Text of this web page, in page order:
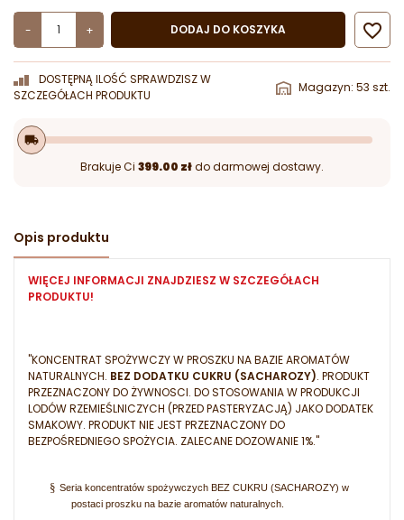
- + DODAJ DO KOSZYKA 
DOSTĘPNĄ ILOŚĆ SPRAWDZISZ W
SZCZEGÓŁACH PRODUKTU
Magazyn: 53 szt.
local_shipping
Brakuje Ci 399.00 złdo darmowej dostawy.
Opis produktu
WIĘCEJ INFORMACJI ZNAJDZIESZ W SZCZEGÓŁACH
PRODUKTU!
"KONCENTRAT SPOŻYWCZY W PROSZKU NA BAZIE AROMATÓW
NATURALNYCH. BEZ DODATKU CUKRU (SACHAROZY). PRODUKT
PRZEZNACZONY DO ŻYWNOSCI. DO STOSOWANIA W PRODUKCJI
LODÓW RZEMIEŚLNICZYCH (PRZED PASTERYZACJĄ) JAKO DODATEK
SMAKOWY. PRODUKT NIE JEST PRZEZNACZONY DO
BEZPOŚREDNIEGO SPOŻYCIA. ZALECANE DOZOWANIE 1%."
§ Seria koncentratów spożywczych BEZ CUKRU (SACHAROZY) w
postaci proszku na bazie aromatów naturalnych.